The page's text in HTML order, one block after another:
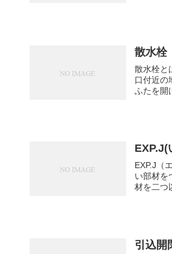
散水栓
散水栓と
口付近の
ふたを開
EXP.J(
EXP.J（
い部材を
材を二つ
引込開